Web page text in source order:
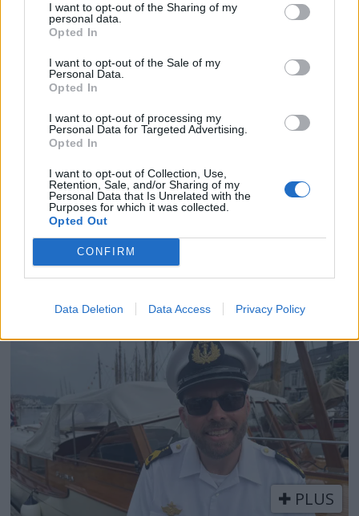
I want to opt-out of the Sharing of my
personal data.
Opted In
I want to opt-out of the Sale of my
Personal Data.
Opted In
I want to opt-out of processing my
Personal Data for Targeted Advertising.
Opted In
I want to opt-out of Collection, Use,
Retention, Sale, and/or Sharing of my
Personal Data that Is Unrelated with the
Purposes for which it was collected.
Opted Out
CONFIRM
Data Deletion Data Access Privacy Policy
Politiets teori: Tok igjen
fritidsbåten bakfra
PLUS